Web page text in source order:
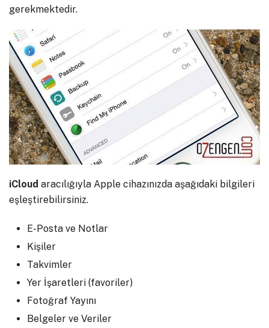
gerekmektedir.
iCloud aracılığıyla Apple cihazınızda aşağıdaki bilgileri
eşleştirebilirsiniz.
E-Posta ve Notlar
Kişiler
Takvimler
Yer İşaretleri (favoriler)
Fotoğraf Yayını
Belgeler ve Veriler